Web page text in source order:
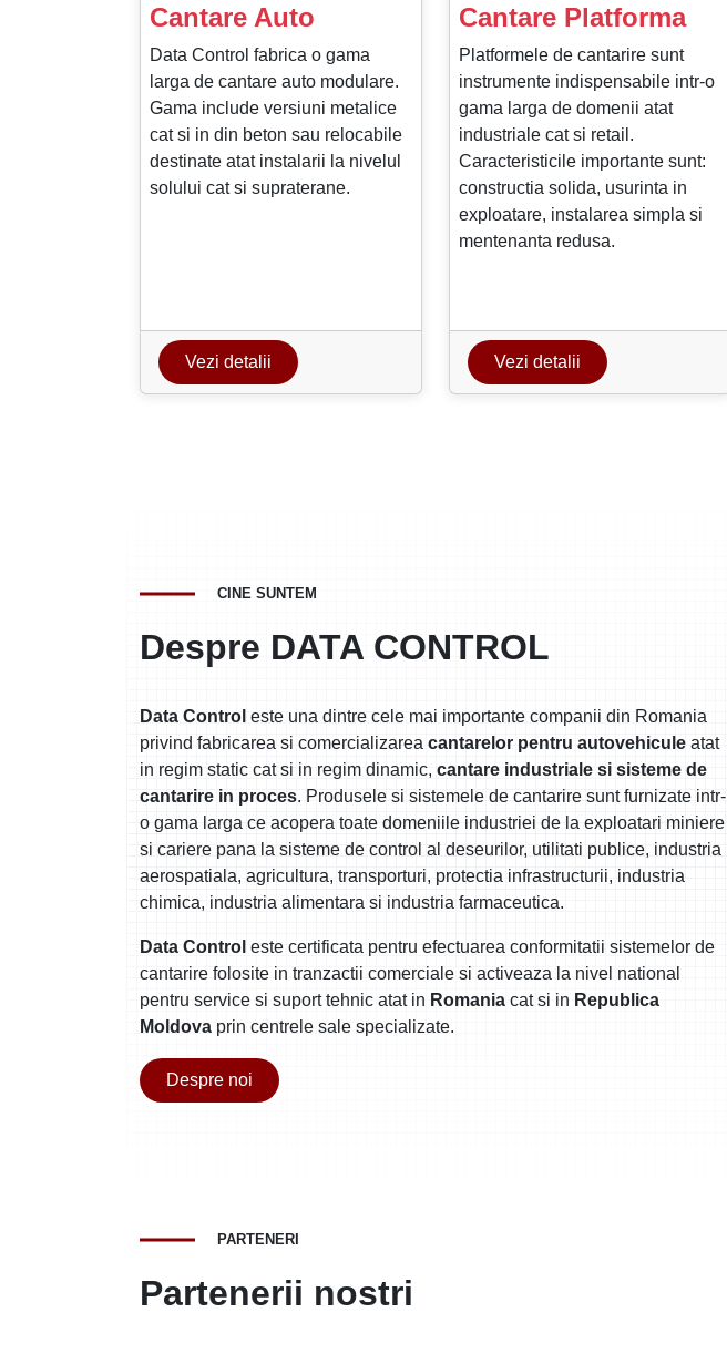
Cantare Auto
Data Control fabrica o gama
larga de cantare auto modulare.
Gama include versiuni metalice
cat si in din beton sau relocabile
destinate atat instalarii la nivelul
solului cat si supraterane.
Vezi detalii
Cantare Platforma
Platformele de cantarire sunt
instrumente indispensabile intr-o
gama larga de domenii atat
industriale cat si retail.
Caracteristicile importante sunt:
constructia solida, usurinta in
exploatare, instalarea simpla si
mentenanta redusa.
Vezi detalii
CINE SUNTEM
Despre DATA CONTROL
Data Control este una dintre cele mai importante companii din Romania
privind fabricarea si comercializarea cantarelor pentru autovehicule atat
in regim static cat si in regim dinamic, cantare industriale si sisteme de
cantarire in proces. Produsele si sistemele de cantarire sunt furnizate intr-
o gama larga ce acopera toate domeniile industriei de la exploatari miniere
si cariere pana la sisteme de control al deseurilor, utilitati publice, industria
aerospatiala, agricultura, transporturi, protectia infrastructurii, industria
chimica, industria alimentara si industria farmaceutica.
Data Control este certificata pentru efectuarea conformitatii sistemelor de
cantarire folosite in tranzactii comerciale si activeaza la nivel national
pentru service si suport tehnic atat in Romania cat si in Republica
Moldova prin centrele sale specializate.
Despre noi
PARTENERI
Partenerii nostri